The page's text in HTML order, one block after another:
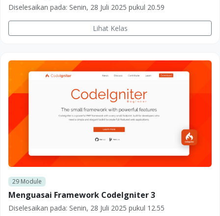
Diselesaikan pada: Senin, 28 Juli 2025 pukul 20.59
Lihat Kelas
29Module
Menguasai Framework CodeIgniter 3
Diselesaikan pada: Senin, 28 Juli 2025 pukul 12.55